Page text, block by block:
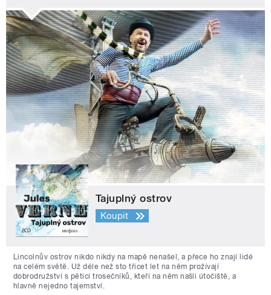
Tajuplný ostrov
Koupit
Lincolnův ostrov nikdo nikdy na mapě nenašel, a přece ho znají lidé
na celém světě. Už déle než sto třicet let na něm prožívají
dobrodružství s pěticí trosečníků, kteří na něm našli útočiště, a
hlavně nejedno tajemství.